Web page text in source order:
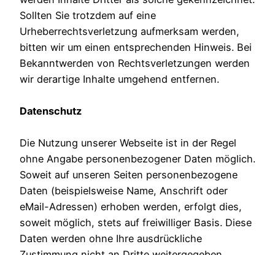
Sollten Sie trotzdem auf eine
Urheberrechtsverletzung aufmerksam werden,
bitten wir um einen entsprechenden Hinweis. Bei
Bekanntwerden von Rechtsverletzungen werden
wir derartige Inhalte umgehend entfernen.
Datenschutz
Die Nutzung unserer Webseite ist in der Regel
ohne Angabe personenbezogener Daten möglich.
Soweit auf unseren Seiten personenbezogene
Daten (beispielsweise Name, Anschrift oder
eMail-Adressen) erhoben werden, erfolgt dies,
soweit möglich, stets auf freiwilliger Basis. Diese
Daten werden ohne Ihre ausdrückliche